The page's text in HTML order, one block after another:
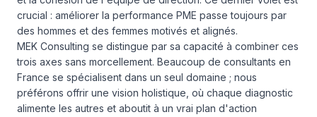
crucial : améliorer la performance PME passe toujours par
des hommes et des femmes motivés et alignés.
MEK Consulting se distingue par sa capacité à combiner ces
trois axes sans morcellement. Beaucoup de consultants en
France se spécialisent dans un seul domaine ; nous
préférons offrir une vision holistique, où chaque diagnostic
alimente les autres et aboutit à un vrai plan d'action